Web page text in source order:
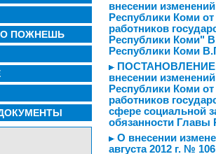
ПОЖНЕШЬ
внесении
Республики Коми
работников
Республики Коми"
Республики Коми
ПОСТАНОВЛЕНИЕ
внесении
Республики Коми
работников
сфере социальной
обязанности Главы
О внесении
августа 2012 г. №